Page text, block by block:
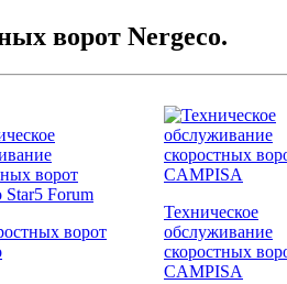
ворот Nergeco.
ворот
Техническое
обслуживание
скоростных
CAMPISA